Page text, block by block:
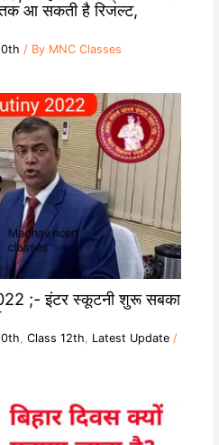
आ सकती है रिजल्ट,
/ By MNC Classes
;- इंटर स्कूटनी शुरू सबका
, Class 12th, Latest Update/